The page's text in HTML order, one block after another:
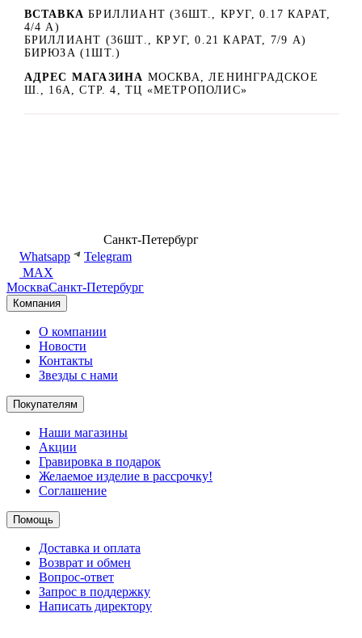
ВСТАВКА БРИЛЛИАНТ (36ШТ., КРУГ, 0.17 КАРАТ,
4/4 А)
БРИЛЛИАНТ (36ШТ., КРУГ, 0.21 КАРАТ, 7/9 А)
БИРЮЗА (1ШТ.)
АДРЕС МАГАЗИНА МОСКВА, ЛЕНИНГРАДСКОЕ
Ш., 16А, СТР. 4, ТЦ «МЕТРОПОЛИС»
Санкт-Петербург
Whatsapp
Telegram
MAX
МоскваСанкт-Петербург
Компания
О компании
Новости
Контакты
Звезды с нами
Покупателям
Наши магазины
Акции
Гравировка в подарок
Желаемое изделие в рассрочку!
Соглашение
Помощь
Доставка и оплата
Возврат и обмен
Вопрос-ответ
Запрос в поддержку
Написать директору